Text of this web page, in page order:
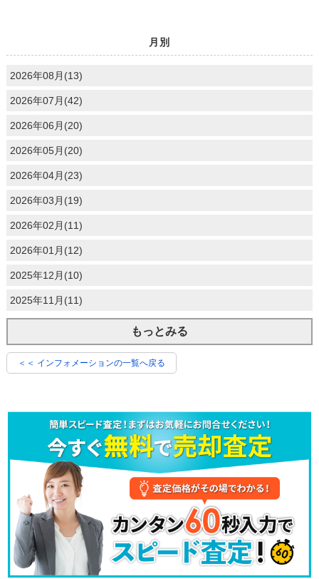
月別
2026年08月(13)
2026年07月(42)
2026年06月(20)
2026年05月(20)
2026年04月(23)
2026年03月(19)
2026年02月(11)
2026年01月(12)
2025年12月(10)
2025年11月(11)
もっとみる
＜＜ インフォメーションの一覧へ戻る